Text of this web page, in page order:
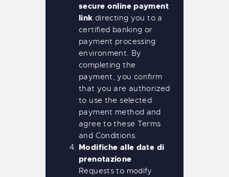
secure online payment
link directing you to a
certified banking or
payment processing
environment. By
completing the
payment, you confirm
that you are authorized
to use the selected
payment method and
agree to these Terms
and Conditions.
Modifiche alle date di
prenotazione
Requests to modify